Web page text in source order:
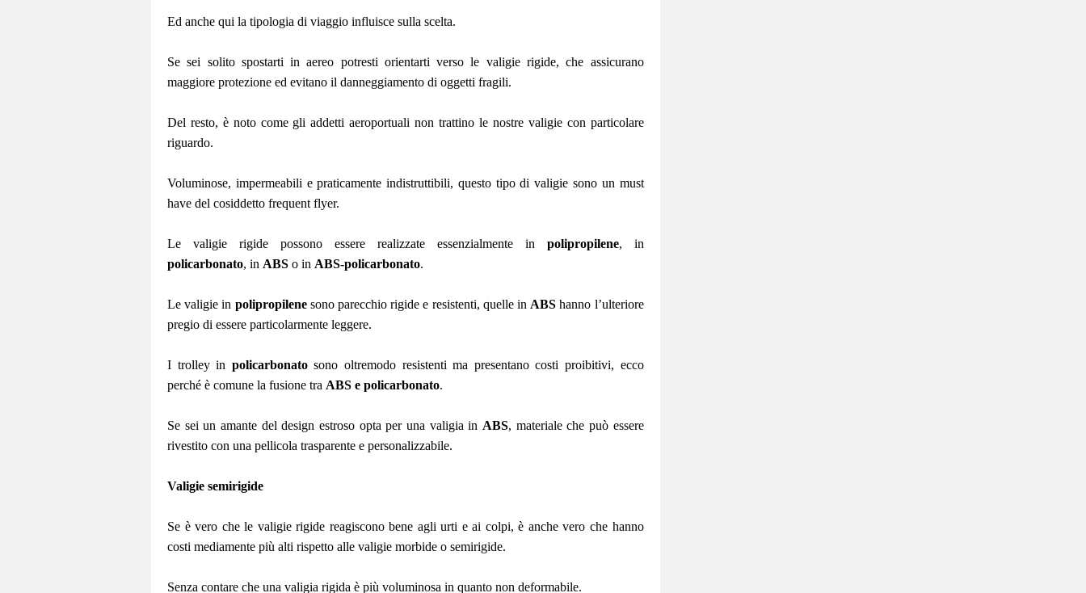
Ed anche qui la tipologia di viaggio influisce sulla scelta.
Se sei solito spostarti in aereo potresti orientarti verso le valigie rigide, che assicurano
maggiore protezione ed evitano il danneggiamento di oggetti fragili.
Del resto, è noto come gli addetti aeroportuali non trattino le nostre valigie con particolare
riguardo.
Voluminose, impermeabili e praticamente indistruttibili, questo tipo di valigie sono un must
have del cosiddetto frequent flyer.
Le valigie rigide possono essere realizzate essenzialmente in polipropilene, in
policarbonato, in ABS o in ABS-policarbonato.
Le valigie in polipropilenesono parecchio rigide e resistenti, quelle in ABShanno l’ulteriore
pregio di essere particolarmente leggere.
I trolley in policarbonatosono oltremodo resistenti ma presentano costi proibitivi, ecco
perché è comune la fusione tra ABS e policarbonato.
Se sei un amante del design estroso opta per una valigia in ABS, materiale che può essere
rivestito con una pellicola trasparente e personalizzabile.
Valigie semirigide
Se è vero che le valigie rigide reagiscono bene agli urti e ai colpi, è anche vero che hanno
costi mediamente più alti rispetto alle valigie morbide o semirigide.
Senza contare che una valigia rigida è più voluminosa in quanto non deformabile.